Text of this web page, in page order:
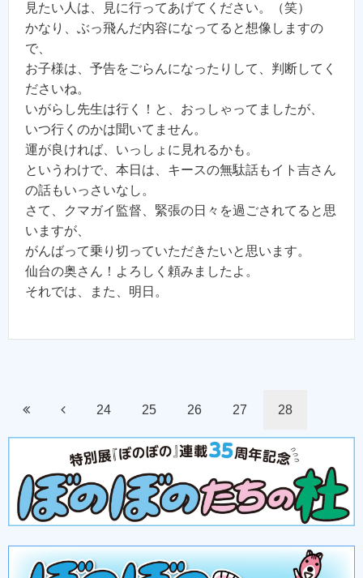
見たい人は、見に行ってあげてください。（笑）
かなり、ぶっ飛んだ内容になってると想像しますの
で、
お子様は、予告をごらんになったりして、判断してく
ださいね。
いがらし先生は行く！と、おっしゃってましたが、
いつ行くのかは聞いてません。
運が良ければ、いっしょに見れるかも。
というわけで、本日は、キースの無駄話もイト吉さん
の話もいっさいなし。
さて、クマガイ監督、緊張の日々を過ごされてると思
いますが、
がんばって乗り切っていただきたいと思います。
仙台の奥さん！よろしく頼みましたよ。
それでは、また、明日。
24 25 26 27 28